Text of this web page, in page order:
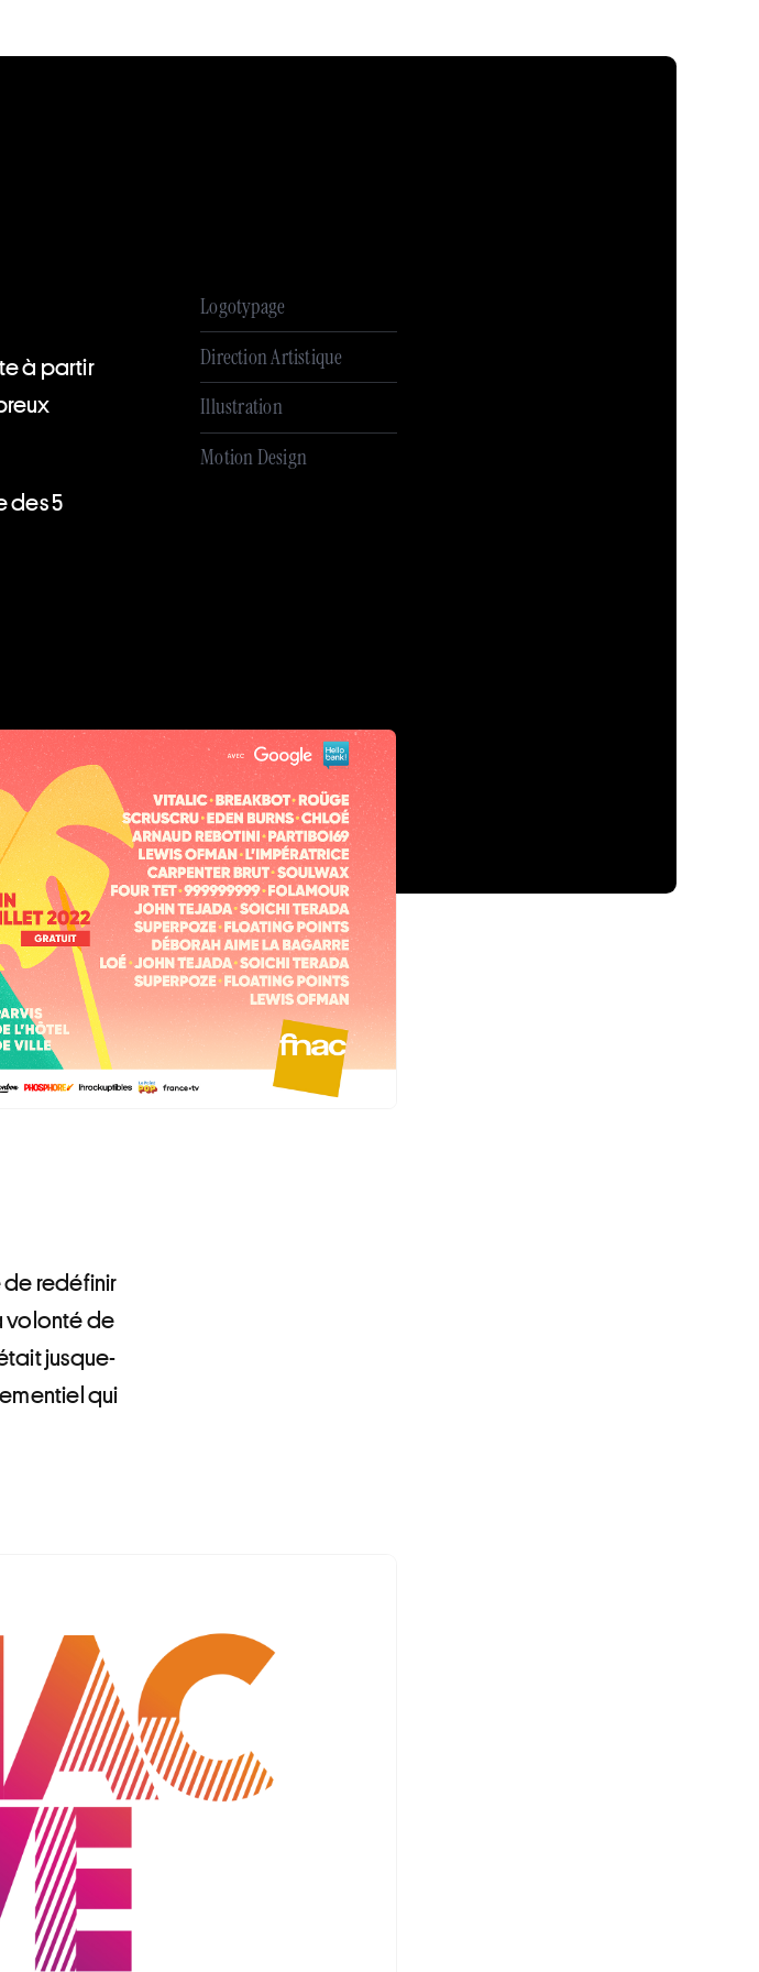
à partir
des 5
Logotypage
Direction Artistique
Illustration
Motion Design
redéfinir
volonté de
jusque-
qui